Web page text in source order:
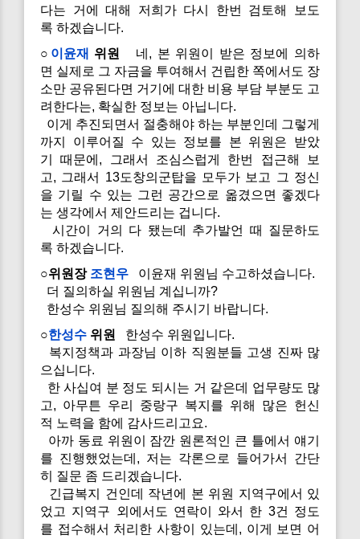
다는 거에 대해 저희가 다시 한번 검토해 보도
록 하겠습니다.
○ 이윤재 위원
네, 본 위원이 받은 정보에 의하
면 실제로 그 자금을 투여해서 건립한 쪽에서도 장
소만 공유된다면 거기에 대한 비용 부담 부분도 고
려한다는, 확실한 정보는 아닙니다.
이게 추진되면서 절충해야 하는 부분인데 그렇게
까지 이루어질 수 있는 정보를 본 위원은 받았
기 때문에, 그래서 조심스럽게 한번 접근해 보
고, 그래서 13도창의군탑을 모두가 보고 그 정신
을 기릴 수 있는 그런 공간으로 옮겼으면 좋겠다
는 생각에서 제안드리는 겁니다.
시간이 거의 다 됐는데 추가발언 때 질문하도
록 하겠습니다.
○위원장 조현우 이윤재 위원님 수고하셨습니다.
더 질의하실 위원님 계십니까?
한성수 위원님 질의해 주시기 바랍니다.
○한성수 위원
한성수 위원입니다.
복지정책과 과장님 이하 직원분들 고생 진짜 많
으십니다.
한 사십여 분 정도 되시는 거 같은데 업무량도 많
고, 아무튼 우리 중랑구 복지를 위해 많은 헌신
적 노력을 함에 감사드리고요.
아까 동료 위원이 잠깐 원론적인 큰 틀에서 얘기
를 진행했었는데, 저는 각론으로 들어가서 간단
히 질문 좀 드리겠습니다.
긴급복지 건인데 작년에 본 위원 지역구에서 있
었고 지역구 외에서도 연락이 와서 한 3건 정도
를 접수해서 처리한 사항이 있는데, 이게 보면 어